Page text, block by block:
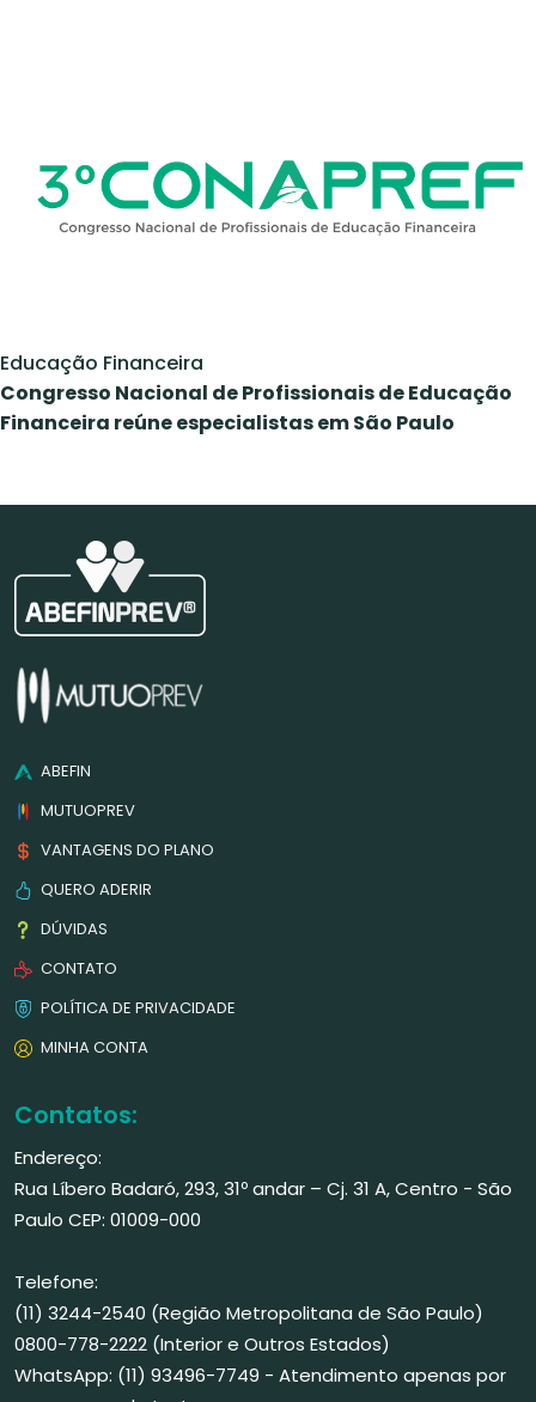
Educação Financeira
Congresso Nacional de Profissionais de Educação
Financeira reúne especialistas em São Paulo
ABEFIN
MUTUOPREV
VANTAGENS DO PLANO
QUERO ADERIR
DÚVIDAS
CONTATO
POLÍTICA DE PRIVACIDADE
MINHA CONTA
Contatos:
Endereço:
Rua Líbero Badaró, 293, 31º andar – Cj. 31 A, Centro - São
Paulo CEP: 01009-000
Telefone:
(11) 3244-2540 (Região Metropolitana de São Paulo)
0800-778-2222 (Interior e Outros Estados)
WhatsApp: (11) 93496-7749 - Atendimento apenas por